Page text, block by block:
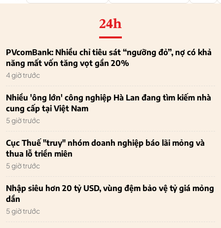
24h
PVcomBank: Nhiều chỉ tiêu sát “ngưỡng đỏ”, nợ có khả
năng mất vốn tăng vọt gần 20%
4 giờ trước
Nhiều 'ông lớn' công nghiệp Hà Lan đang tìm kiếm nhà
cung cấp tại Việt Nam
5 giờ trước
Cục Thuế "truy" nhóm doanh nghiệp báo lãi mỏng và
thua lỗ triền miên
5 giờ trước
Nhập siêu hơn 20 tỷ USD, vùng đệm bảo vệ tỷ giá mỏng
dần
5 giờ trước